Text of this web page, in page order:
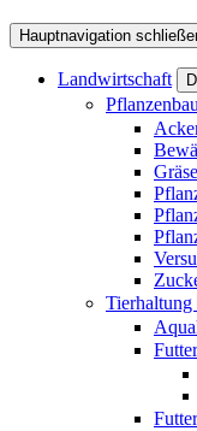
Hauptnavigation
Landwirtschaft
Pflanzenbau
Tierhaltung